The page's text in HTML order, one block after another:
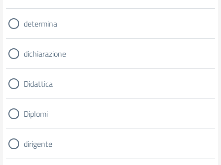
determina
dichiarazione
Didattica
Diplomi
dirigente